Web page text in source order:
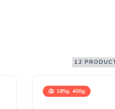
185g, 400g